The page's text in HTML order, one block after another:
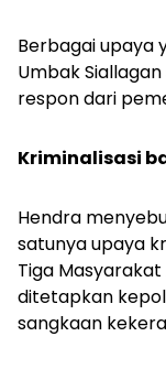
Berbagai upaya
Umbak
respon dari
Kriminalisasi
Hendra
satunya upaya
Tiga
ditetapkan
sangkaan